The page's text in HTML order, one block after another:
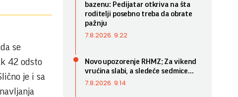
se
42 odsto
je i sa
bazenu: Pedijatar otkriva na šta
roditelji posebno treba da obrate
pažnju
7.8.2026. 9:22
Novo upozorenje RHMZ; Za vikend
vrućina slabi, a sledeće sedmice...
7.8.2026. 9:14